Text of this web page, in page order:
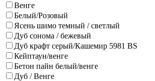
Венге
Белый/Розовый
Ясень шимо темный / светлый
Дуб сонома / бежевый
Дуб крафт серый/Кашемир 5981 BS
Кейптаун/венге
Бетон пайн белый/венге
Дуб / Венге